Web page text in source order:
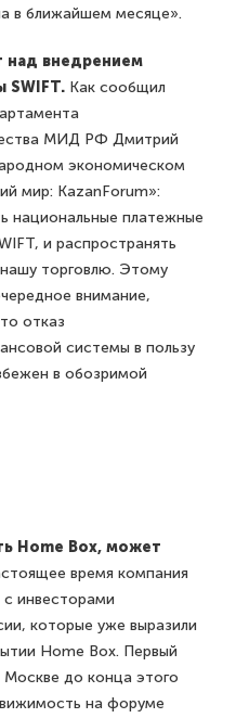
в ближайшем месяце».
над внедрением
SWIFT. Как сообщил
МИД РФ Дмитрий
экономическом
мир: KazanForum»:
национальные платежные
и распространять
торговлю. Этому
внимание,
отказ
системы в пользу
в обозримой
Home Box, может
время компания
с инвесторами
которые уже выразили
Home Box. Первый
до конца этого
на форуме